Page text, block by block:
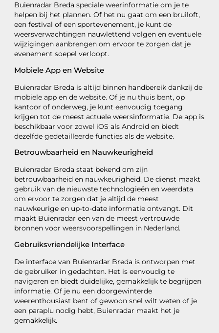
Buienradar Breda speciale weerinformatie om je te
helpen bij het plannen. Of het nu gaat om een bruiloft,
een festival of een sportevenement, je kunt de
weersverwachtingen nauwlettend volgen en eventuele
wijzigingen aanbrengen om ervoor te zorgen dat je
evenement soepel verloopt.
Mobiele App en Website
Buienradar Breda is altijd binnen handbereik dankzij de
mobiele app en de website. Of je nu thuis bent, op
kantoor of onderweg, je kunt eenvoudig toegang
krijgen tot de meest actuele weersinformatie. De app is
beschikbaar voor zowel iOS als Android en biedt
dezelfde gedetailleerde functies als de website.
Betrouwbaarheid en Nauwkeurigheid
Buienradar Breda staat bekend om zijn
betrouwbaarheid en nauwkeurigheid. De dienst maakt
gebruik van de nieuwste technologieën en weerdata
om ervoor te zorgen dat je altijd de meest
nauwkeurige en up-to-date informatie ontvangt. Dit
maakt Buienradar een van de meest vertrouwde
bronnen voor weersvoorspellingen in Nederland.
Gebruiksvriendelijke Interface
De interface van Buienradar Breda is ontworpen met
de gebruiker in gedachten. Het is eenvoudig te
navigeren en biedt duidelijke, gemakkelijk te begrijpen
informatie. Of je nu een doorgewinterde
weerenthousiast bent of gewoon snel wilt weten of je
een paraplu nodig hebt, Buienradar maakt het je
gemakkelijk.